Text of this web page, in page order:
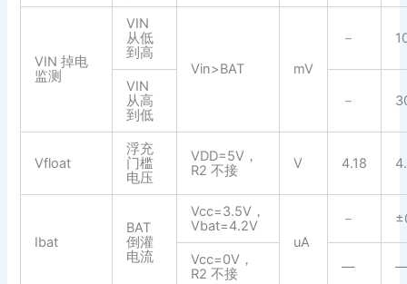
VIN 掉电
监测
VIN
从低
到高
Vin>BAT
mV
－
VIN
从高
到低
－
Vfloat
浮充
门槛
电压
VDD=5V，
R2 不接
V 4.18
Ibat
BAT
倒灌
电流
Vcc=3.5V，
Vbat=4.2V
uA
－
Vcc=0V，
R2 不接
—